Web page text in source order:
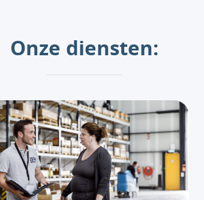
Onze diensten: